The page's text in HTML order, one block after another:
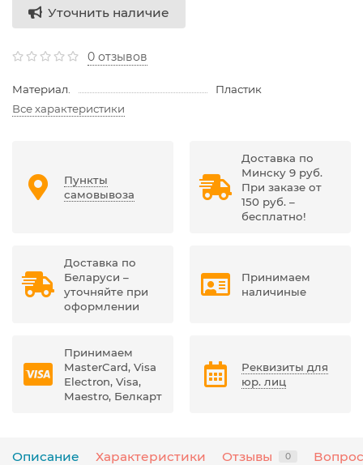
Уточнить наличие
0 отзывов
Материал.
Пластик
Все характеристики
Пункты
самовывоза
Доставка по
Минску 9 руб.
При заказе от
150 руб. –
бесплатно!
Доставка по
Беларуси –
уточняйте при
оформлении
Принимаем
наличиные
Принимаем
MasterCard, Visa
Electron, Visa,
Maestro, Белкарт
Реквизиты для
юр. лиц
Описание Характеристики Отзывы 0